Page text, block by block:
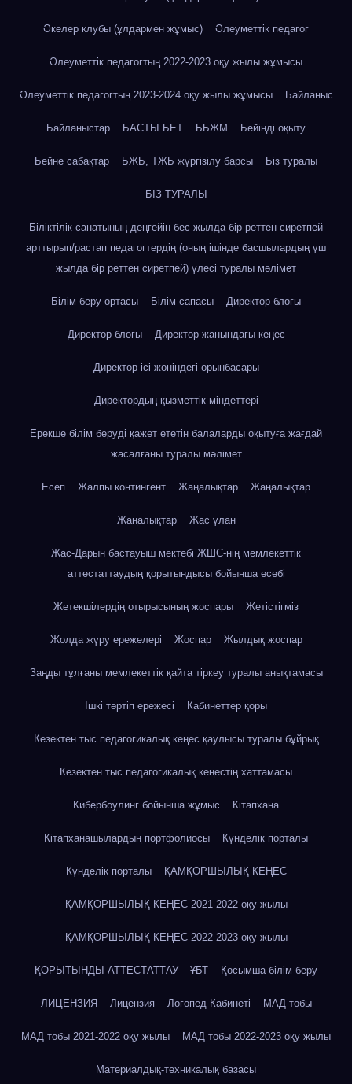
Әкелер клубы (ұлдармен жұмыс) Әлеуметтік педагог
Әлеуметтік педагогтың 2022-2023 оқу жылы жұмысы
Әлеуметтік педагогтың 2023-2024 оқу жылы жұмысы Байланыс
Байланыстар БАСТЫ БЕТ ББЖМ Бейінді оқыту
Бейне сабақтар БЖБ, ТЖБ жүргізілу барсы Біз туралы
БІЗ ТУРАЛЫ
Біліктілік санатының деңгейін бес жылда бір реттен сиретпей
арттырып/растап педагогтердің (оның ішінде басшылардың үш
жылда бір реттен сиретпей) үлесі туралы мәлімет
Білім беру ортасы Білім сапасы Директор блогы
Директор блогы Директор жанындағы кеңес
Директор ісі жөніндегі орынбасары
Директордың қызметтік міндеттері
Ерекше білім беруді қажет ететін балаларды оқытуға жағдай
жасалғаны туралы мәлімет
Есеп Жалпы контингент Жаңалықтар Жаңалықтар
Жаңалықтар Жас ұлан
Жас-Дарын бастауыш мектебі ЖШС-нің мемлекеттік
аттестаттаудың қорытындысы бойынша есебі
Жетекшілердің отырысының жоспары Жетістігміз
Жолда жүру ережелері Жоспар Жылдық жоспар
Заңды тұлғаны мемлекеттік қайта тіркеу туралы анықтамасы
Ішкі тәртіп ережесі Кабинеттер қоры
Кезектен тыс педагогикалық кеңес қаулысы туралы бұйрық
Кезектен тыс педагогикалық кеңестің хаттамасы
Кибербоулинг бойынша жұмыс Кітапхана
Кітапханашылардың портфолиосы Күнделік порталы
Күнделік порталы ҚАМҚОРШЫЛЫҚ КЕҢЕС
ҚАМҚОРШЫЛЫҚ КЕҢЕС 2021-2022 оқу жылы
ҚАМҚОРШЫЛЫҚ КЕҢЕС 2022-2023 оқу жылы
ҚОРЫТЫНДЫ АТТЕСТАТТАУ – ҰБТ Қосымша білім беру
ЛИЦЕНЗИЯ Лицензия Логопед Кабинеті МАД тобы
МАД тобы 2021-2022 оқу жылы МАД тобы 2022-2023 оқу жылы
Материалдық-техникалық базасы